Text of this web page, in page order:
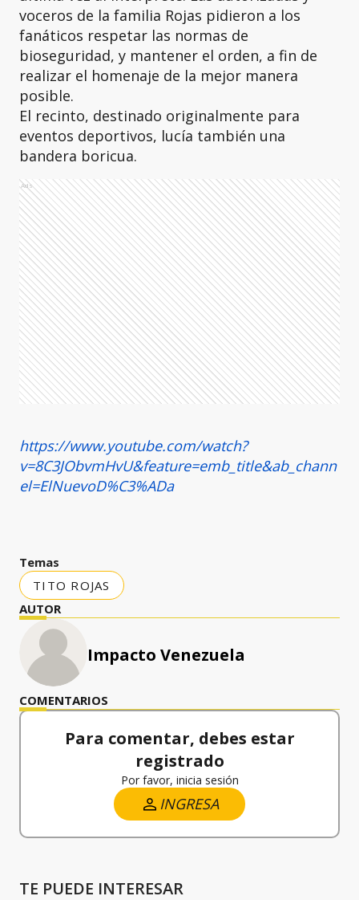
voceros de la familia Rojas pidieron a los
fanáticos respetar las normas de
bioseguridad, y mantener el orden, a fin de
realizar el homenaje de la mejor manera
posible.
El recinto, destinado originalmente para
eventos deportivos, lucía también una
bandera boricua.
Ads
https://www.youtube.com/watch?
v=8C3JObvmHvU&feature=emb_title&ab_chann
el=ElNuevoD%C3%ADa
Temas
TITO ROJAS
AUTOR
Impacto Venezuela
COMENTARIOS
Para comentar, debes estar
registrado
Por favor, inicia sesión
INGRESA
TE PUEDE INTERESAR